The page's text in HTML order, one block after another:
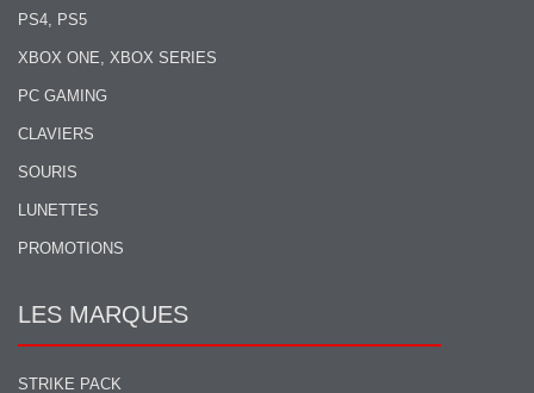
PS4, PS5
XBOX ONE, XBOX SERIES
PC GAMING
CLAVIERS
SOURIS
LUNETTES
PROMOTIONS
LES MARQUES
STRIKE PACK